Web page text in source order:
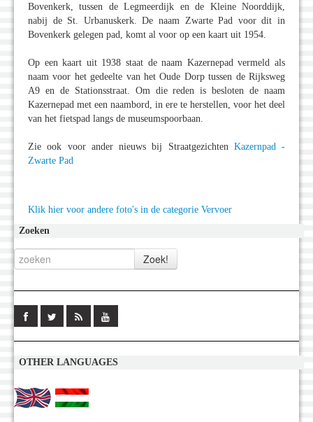
Bovenkerk, tussen de Legmeerdijk en de Kleine Noorddijk,
nabij de St. Urbanuskerk. De naam Zwarte Pad voor dit in
Bovenkerk gelegen pad, komt al voor op een kaart uit 1954.
Op een kaart uit 1938 staat de naam Kazernepad vermeld als
naam voor het gedeelte van het Oude Dorp tussen de Rijksweg
A9 en de Stationsstraat. Om die reden is besloten de naam
Kazernepad met een naambord, in ere te herstellen, voor het deel
van het fietspad langs de museumspoorbaan.
Zie ook voor ander nieuws bij Straatgezichten Kazernpad -
Zwarte Pad
Klik hier voor andere foto's in de categorie Vervoer
Zoeken
OTHER LANGUAGES